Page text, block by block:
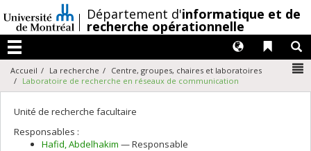
au
contenu
/Département d'informatique et de
recherche opérationnelle
Menu
Liens
Langues
Accueil La recherche
Centre, groupes, chaires et laboratoires
Laboratoire de recherche en réseaux de communication
Unité de recherche facultaire
Responsables :
Hafid, Abdelhakim — Responsable